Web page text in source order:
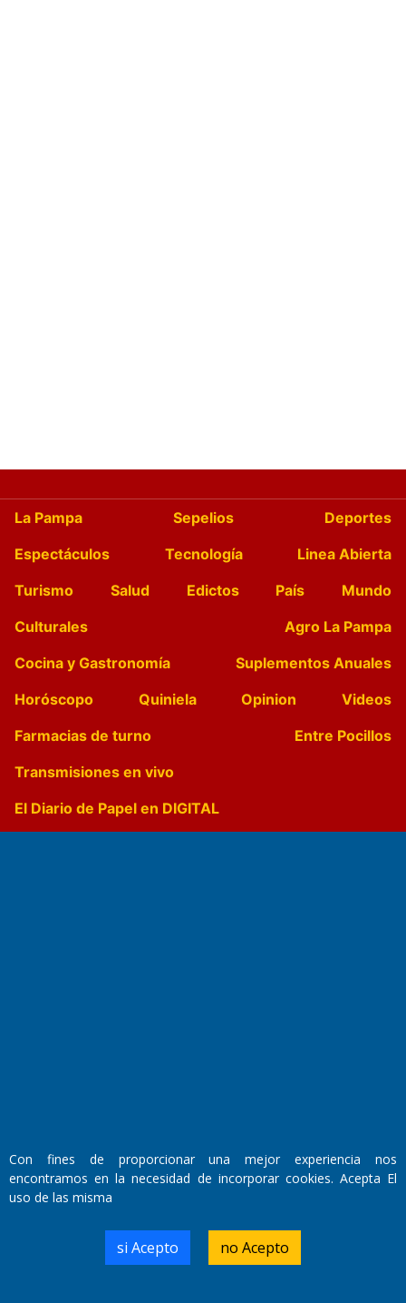
La Pampa Sepelios
Deportes
Espectáculos
Tecnología
Linea Abierta
Turismo
Salud Edictos País
Mundo
Culturales
Agro La Pampa
Cocina y Gastronomía
Suplementos Anuales
Horóscopo
Quiniela Opinion
Videos
Farmacias de turno
Entre Pocillos
Transmisiones en vivo
El Diario de Papel en DIGITAL
Director Periodístico:
Walter René Goñi
Domicilio Legal: José Ingenieros 855,
Santa Rosa, La Pampa.
Número de Registro DNDA:
Con fines de proporcionar una mejor experiencia nos
encontramos en la necesidad de incorporar cookies. Acepta El
uso de las misma
si Acepto no Acepto